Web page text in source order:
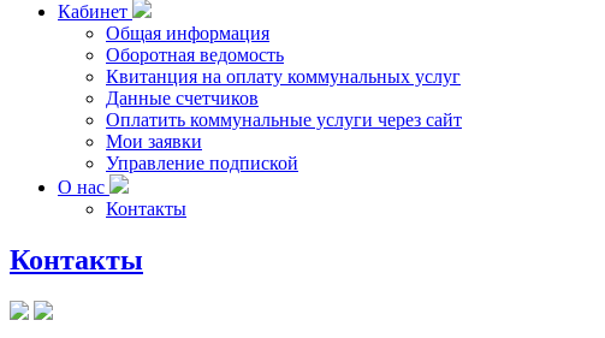
Кабинет
Общая информация
Оборотная ведомость
Квитанция на оплату коммунальных услуг
Данные счетчиков
Оплатить коммунальные услуги через сайт
Мои заявки
Управление подпиской
О нас
Контакты
Контакты